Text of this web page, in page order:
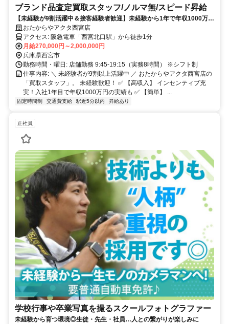
ブランド品査定買取スタッフ/ノルマ無/スピード昇給
【未経験が9割活躍中＆接客経験者歓迎】未経験から1年で年収1000万円
超えも！？ブランド買取・店長候補｜完全週休2日・残業ほぼなし｜イ
ンセンティブ充実｜20代30代活躍中
おたからやアクタ西宮店
アクセス: 阪急電車「西宮北口駅」から徒歩1分
月給270,000円～2,000,000円
兵庫県西宮市
勤務時間・曜日: 店舗勤務 9:45-19:15（実務8時間） ※シフト制
仕事内容: ＼ 未経験者が9割以上活躍中 ／ おたからやアクタ西宮店の
「買取スタッフ」。 未経験歓迎！ ✅ 【高収入】 インセンティブ充
実！入社1年目で年収1000万円の実績も ✅ 【簡単】 ...
固定時間制 交通費支給 駅近5分以内 昇給あり
正社員
学校行事や卒業写真を撮るスクールフォトグラファー
未経験から育つ環境◎生徒・先生・社員…人との繋がりが楽しみに